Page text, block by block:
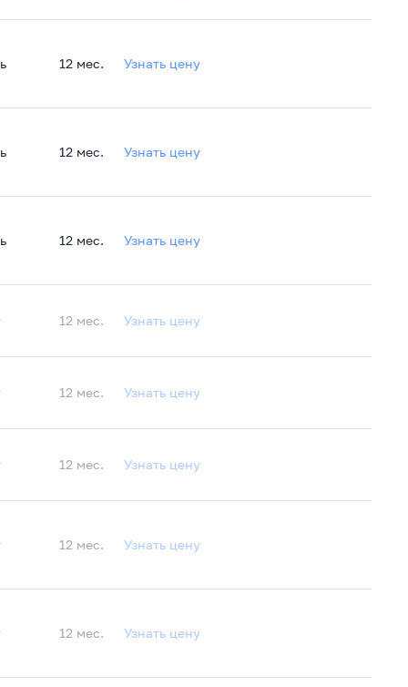
12 мес. Узнать цену
12 мес. Узнать цену
12 мес. Узнать цену
12 мес. Узнать цену
12 мес. Узнать цену
12 мес. Узнать цену
12 мес. Узнать цену
12 мес. Узнать цену